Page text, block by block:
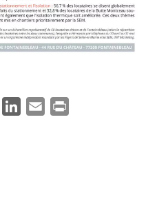
Twitter
LinkedIn
Email